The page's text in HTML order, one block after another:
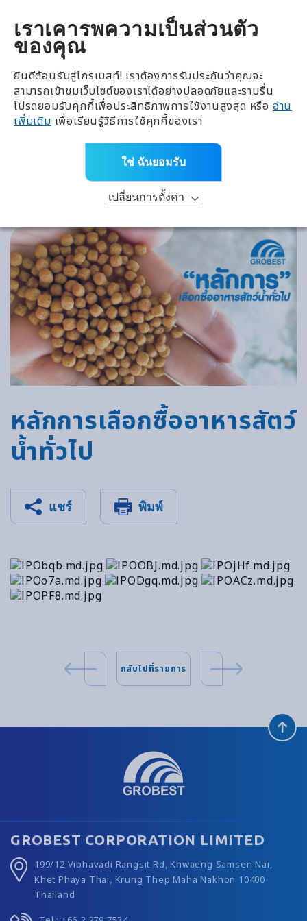
เราเคารพความเป็นส่วนตัว
ของคุณ
ยินดีต้อนรับสู่โกรเบสท์! เราต้องการรับประกันว่าคุณจะ
สามารถเข้าชมเว็บไซต์ของเราได้อย่างปลอดภัยและราบรื่น
โปรดยอมรับคุกกี้เพื่อประสิทธิภาพการใช้งานสูงสุด หรืออ่าน
เพิ่มเติมเพื่อเรียนรู้วิธีการใช้คุกกี้ของเรา
ใช่ ฉันยอมรับ
เปลี่ยนการตั้งค่า
全興國際水產股份有限公
หลักการเลือกซื้ออาหารสัตว์
น้ำทั่วไป
แชร์ พิมพ์
กลับไปที่รายการ
GROBEST CORPORATION LIMITED
199/12 Vibhavadi Rangsit Rd, Khwaeng Samsen Nai,
Khet Phaya Thai, Krung Thep Maha Nakhon 10400
Thailand